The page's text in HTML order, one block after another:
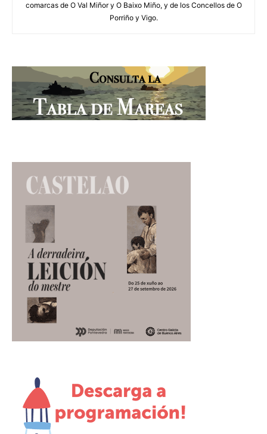
comarcas de O Val Miñor y O Baixo Miño, y de los Concellos de O
Porriño y Vigo.